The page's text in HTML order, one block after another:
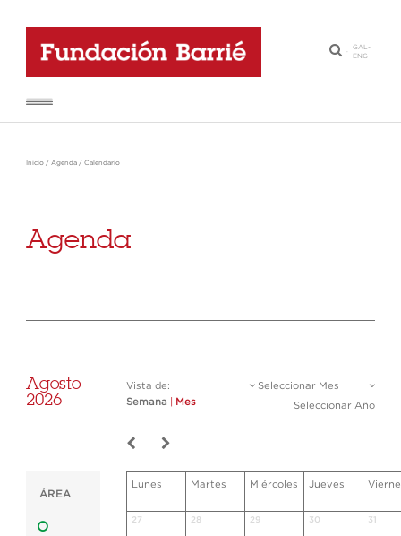
·
GAL-
ENG
Inicio / Agenda / Calendario
Agenda
Agosto
2026
Vista de:
Semana
Mes
Seleccionar Mes
Seleccionar Año
ÁREA
Lunes Martes Miércoles Jueves
27 28 29 30 31